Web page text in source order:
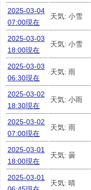
2025-03-04
07:00現在
天気: 小雪
2025-03-03
18:00現在
天気: 小雪
2025-03-03
06:30現在
天気: 雨
2025-03-02
18:30現在
天気: 小雨
2025-03-02
07:00現在
天気: 雨
2025-03-01
18:00現在
天気: 曇
2025-03-01
天気: 晴